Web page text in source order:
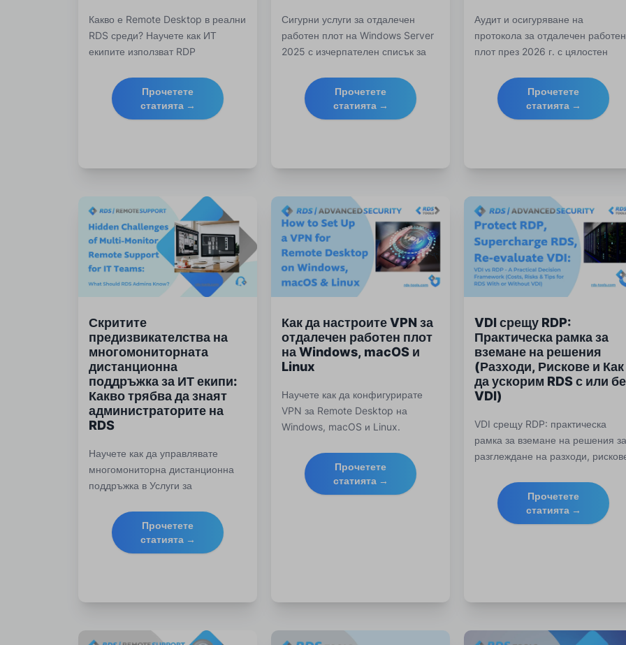
Какво е Remote Desktop в реални
RDS среди? Научете как ИТ
екипите използват RDP
осигуряват и наблюдават Remote
Desktop Services в мащаб.
Прочетете
статията →
Сигурни услуги за отдалечен
работен плот на Windows Server
2025 с изчерпателен списък за
удостоверяване, контрол на
достъпа, криптиране, сигурност
на сесиите и най-добри практики
Прочетете
статията →
Аудит и осигуряване на
протокола за отдалечен работен
плот през 2026 г. с цялостен
обхващащ MFA, защита от
брутфорс, излагане на мрежата,
контрол на сесиите, мониторинг
Прочетете
статията →
Скритите
предизвикателства на
многомониторната
дистанционна
поддръжка за ИТ екипи:
Какво трябва да знаят
администраторите на
RDS
Научете как да управлявате
многомониторна дистанционна
поддръжка в Услуги за
(RDS). Избягвайте капаните,
оптимизирайте
производителността и ефективно
Прочетете
статията →
Как да настроите VPN за
отдалечен работен плот
на Windows, macOS и
Linux
Научете как да конфигурирате
VPN за Remote Desktop на
Windows, macOS и Linux.
избягвайте откритите портове и
защитете отдалечените връзки с
криптиран VPN тунел и софтуер
Прочетете
статията →
VDI срещу RDP:
Практическа рамка за
вземане на решения
(Разходи, Рискове и Как
да ускорим RDS с или
VDI)
VDI срещу RDP: практическа
рамка за вземане на решения
разглеждане на разходи,
ускорите RDS с или без VDI.
Прочетете
статията →